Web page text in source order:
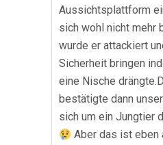
Aussichtsplattform
sich wohl nicht mehr
wurde er attackiert
Sicherheit bringen
eine Nische
bestätigte dann
sich um ein Jungtier
Aber das ist eben